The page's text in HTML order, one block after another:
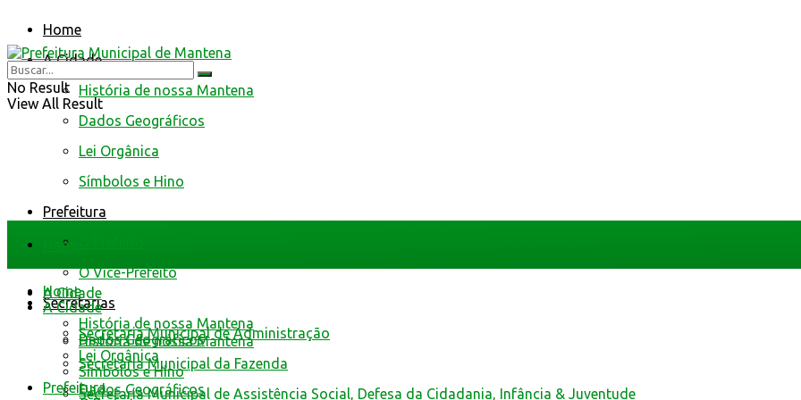
Home
A Cidade
História de nossa Mantena
Dados Geográficos
Lei Orgânica
Símbolos e Hino
Prefeitura
O Vice-Prefeito
Secretarias
Secretaria Municipal de Administração
Secretaria Municipal da Fazenda
Secretaria Municipal de Assistência Social, Defesa da Cidadania, Infância & Juventude
No Result
View All Result
Home
A Cidade
História de nossa Mantena
Dados Geográficos
Home
A Cidade
História de nossa Mantena
Dados Geográficos
Lei Orgânica
Símbolos e Hino
Prefeitura